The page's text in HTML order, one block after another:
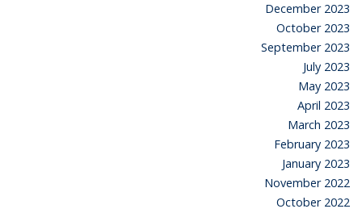
December 2023
October 2023
September 2023
July 2023
May 2023
April 2023
March 2023
February 2023
January 2023
November 2022
October 2022